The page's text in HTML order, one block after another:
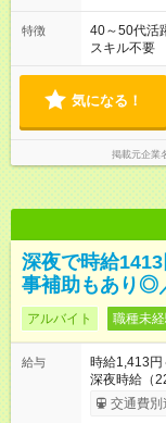
特徴 40～50代活
スキル不要
気になる！
掲載元企業
深夜で時給
事補助もあり◎
アルバイト 職種未
給与
時給1,413円
深夜時給（22時～翌5
試用期間の
試用期間の
交通費別